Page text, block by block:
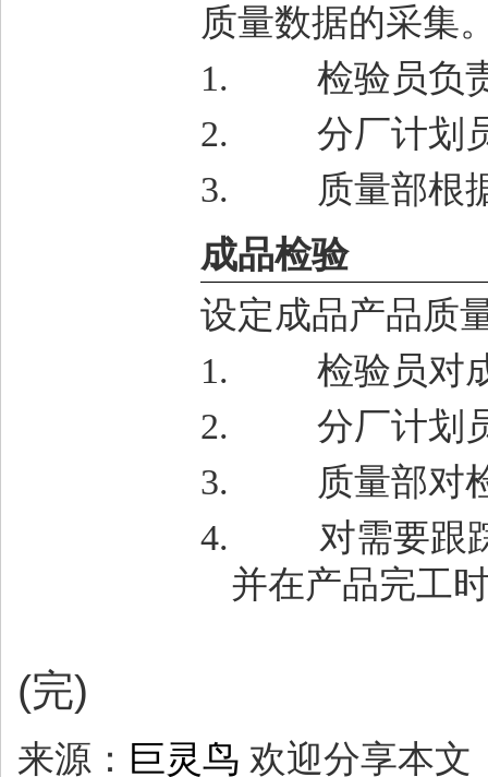
质量数据的采集
1.
检验员负
2.
分厂计划
3.
质量部根
成品检验
设定成品产品质
1.
检验员对
2.
分厂计划
3.
质量部对
4.
对需要跟
并在产品完工
(完)
来源： 巨灵鸟 欢迎分享本文